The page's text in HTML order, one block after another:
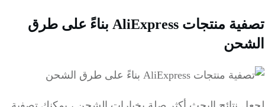
تصفية منتجات AliExpress بناءً على طرق